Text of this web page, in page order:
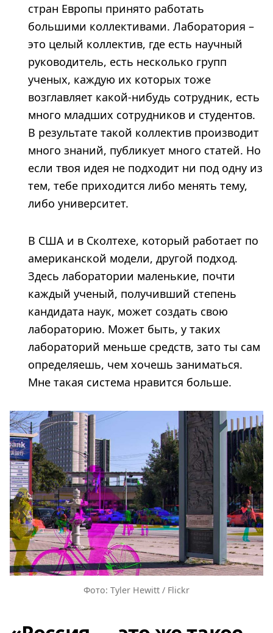
стран Европы принято работать
большими коллективами. Лаборатория –
это целый коллектив, где есть научный
руководитель, есть несколько групп
ученых, каждую их которых тоже
возглавляет какой-нибудь сотрудник, есть
много младших сотрудников и студентов.
В результате такой коллектив производит
много знаний, публикует много статей. Но
если твоя идея не подходит ни под одну из
тем, тебе приходится либо менять тему,
либо университет.
В США и в Сколтехе, который работает по
американской модели, другой подход.
Здесь лаборатории маленькие, почти
каждый ученый, получивший степень
кандидата наук, может создать свою
лабораторию. Может быть, у таких
лабораторий меньше средств, зато ты сам
определяешь, чем хочешь заниматься.
Мне такая система нравится больше.
Фото: Tyler Hewitt / Flickr